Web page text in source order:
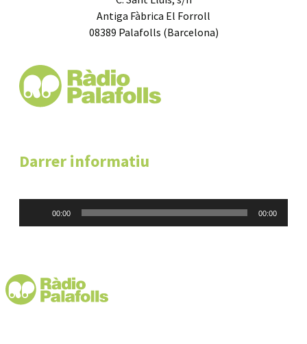
Antiga Fàbrica El Forroll
08389 Palafolls (Barcelona)
Darrer informatiu
00:00 00:00